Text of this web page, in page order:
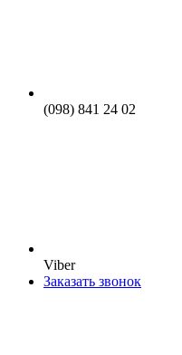
(098) 841 24 02
Viber
Заказать звонок